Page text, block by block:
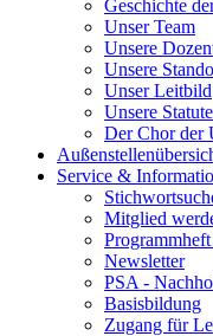
Geschichte
Unser Team
Unsere
Unsere
Unser Leitbild
Unsere
Der Chor der
Service &
Mitglied
Newsletter
PSA -
Basisbildung
Zugang für